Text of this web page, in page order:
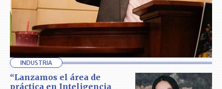
INDUSTRIA
“Lanzamos el área de
práctica en Inteligencia